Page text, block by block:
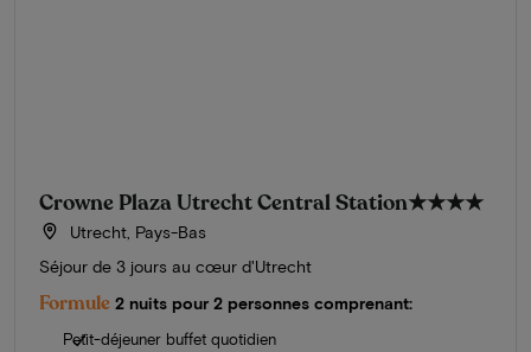
Crowne Plaza Utrecht Central Station★★★★
Utrecht, Pays-Bas
Séjour de 3 jours au cœur d'Utrecht
Formule 2 nuits pour 2 personnes comprenant:
Petit-déjeuner buffet quotidien